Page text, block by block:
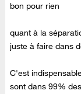
bon pour rien
quant à la
juste à faire dans
C'est
sont dans 99%